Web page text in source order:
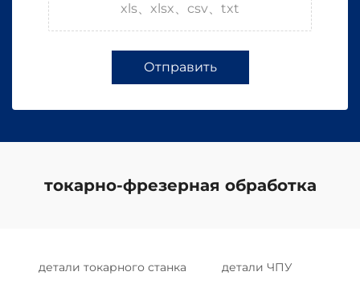
xls、xlsx、csv、txt
Отправить
токарно-фрезерная обработка
детали токарного станка детали ЧПУ